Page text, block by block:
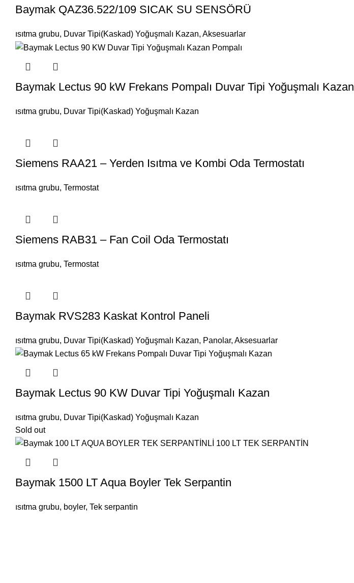
Baymak QAZ36.522/109 SICAK SU SENSÖRÜ
ısıtma grubu, Duvar Tipi(Kaskad) Yoğuşmalı Kazan, Aksesuarlar
Baymak Lectus 90 kW Frekans Pompalı Duvar Tipi Yoğuşmalı Kazan
ısıtma grubu, Duvar Tipi(Kaskad) Yoğuşmalı Kazan
Siemens RAA21 – Yerden Isıtma ve Kombi Oda Termostatı
ısıtma grubu, Termostat
Siemens RAB31 – Fan Coil Oda Termostatı
ısıtma grubu, Termostat
Baymak RVS283 Kaskat Kontrol Paneli
ısıtma grubu, Duvar Tipi(Kaskad) Yoğuşmalı Kazan, Panolar, Aksesuarlar
Baymak Lectus 90 KW Duvar Tipi Yoğuşmalı Kazan
ısıtma grubu, Duvar Tipi(Kaskad) Yoğuşmalı Kazan
Sold out
Baymak 1500 LT Aqua Boyler Tek Serpantin
ısıtma grubu, boyler, Tek serpantin